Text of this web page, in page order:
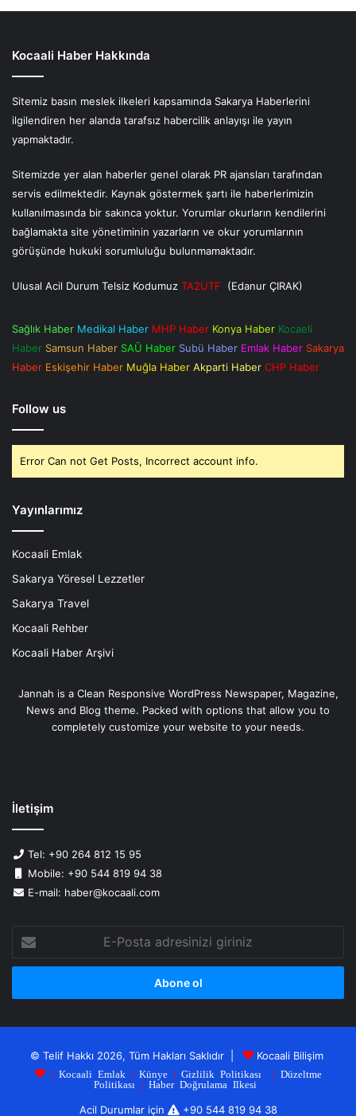
Kocaali Haber Hakkında
Sitemiz basın meslek ilkeleri kapsamında Sakarya Haberlerini
ilgilendiren her alanda tarafsız habercilik anlayışı ile yayın
yapmaktadır.
Sitemizde yer alan haberler genel olarak PR ajansları tarafından
servis edilmektedir. Kaynak göstermek şartı ile haberlerimizin
kullanılmasında bir sakınca yoktur. Yorumlar okurların kendilerini
bağlamakta site yönetiminin yazarların ve okur yorumlarının
görüşünde hukuki sorumluluğu bulunmamaktadır.
Ulusal Acil Durum Telsiz Kodumuz TA2UTF (Edanur ÇIRAK)
Sağlık Haber Medikal Haber MHP Haber Konya Haber Kocaeli
Haber Samsun Haber SAÜ Haber Subü Haber Emlak Haber Sakarya
Haber Eskişehir Haber Muğla Haber Akparti Haber CHP Haber
Follow us
Error Can not Get Posts, Incorrect account info.
Yayınlarımız
Kocaali Emlak
Sakarya Yöresel Lezzetler
Sakarya Travel
Kocaali Rehber
Kocaali Haber Arşivi
Jannah is a Clean Responsive WordPress Newspaper, Magazine,
News and Blog theme. Packed with options that allow you to
completely customize your website to your needs.
İletişim
Tel: +90 264 812 15 95
Mobile: +90 544 819 94 38
E-mail: haber@kocaali.com
Posta
adresinizi
© Telif Hakkı 2026, Tüm Hakları Saklıdır | Kocaali Bilişim
| Kocaali Emlak | Künye| Gizlilik Politikası | Düzeltme
Politikası | Haber Doğrulama Ilkesi
Acil Durumlar için +90 544 819 94 38